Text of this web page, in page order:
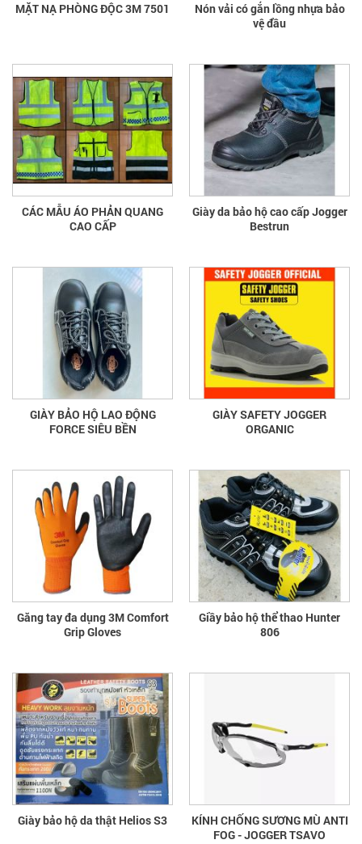
MẶT NẠ PHÒNG ĐỘC 3M 7501
Nón vải có gắn lồng nhựa bảo
vệ đầu
CÁC MẪU ÁO PHẢN QUANG
CAO CẤP
Giày da bảo hộ cao cấp Jogger
Bestrun
GIÀY BẢO HỘ LAO ĐỘNG
FORCE SIÊU BỀN
GIÀY SAFETY JOGGER
ORGANIC
Găng tay đa dụng 3M Comfort
Grip Gloves
Giầy bảo hộ thể thao Hunter
806
Giày bảo hộ da thật Helios S3
KÍNH CHỐNG SƯƠNG MÙ ANTI
FOG - JOGGER TSAVO